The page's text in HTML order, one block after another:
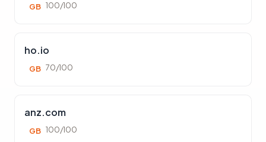
GB 100/100
ho.io
GB 70/100
anz.com
GB 100/100